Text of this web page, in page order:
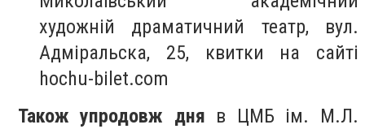
художній драматичний театр, вул.
Адміральска, 25, квитки на сайті
hochu-bilet.com
Також упродовж дня в ЦМБ ім. М.Л.